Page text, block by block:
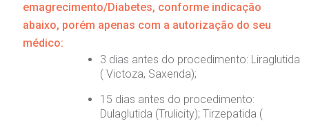
emagrecimento/Diabetes, conforme indicação
abaixo, porém apenas com a autorização do seu
médico:
3 dias antes do procedimento: Liraglutida
( Victoza, Saxenda);
15 dias antes do procedimento:
Dulaglutida (Trulicity); Tirzepatida (